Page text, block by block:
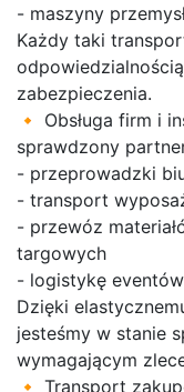
- maszyny
Każdy taki
zabezpieczenia.
🔸 Obsługa firm i
sprawdzony
- przeprowadzki
- transport
- przewóz
targowych
- logistykę
Dzięki
jesteśmy w stanie
wymagającym
🔸 Transport